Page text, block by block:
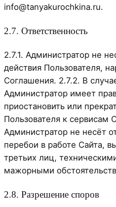
info@tanyakurochkina.ru.
2.7. Ответственность
2.7.1. Администратор не
действия Пользователя,
Соглашения. 2.7.2. В
Администратор имеет
приостановить или
Пользователя к сервисам
Администратор не несёт
перебои в работе Сайта,
третьих лиц,
мажорными
2.8. Разрешение споров